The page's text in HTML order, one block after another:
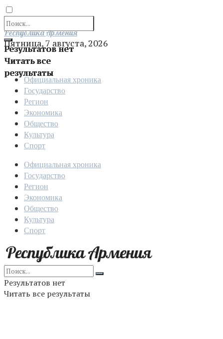
Результатов нет
Читать все
результаты
Отправить
Республика Армения
Пятница, 7 августа, 2026
Официальная хроника
Государство
Регион
Экономика
Общество
Культура
Спорт
Официальная хроника
Государство
Регион
Экономика
Общество
Культура
Спорт
Результатов нет
Читать все результаты